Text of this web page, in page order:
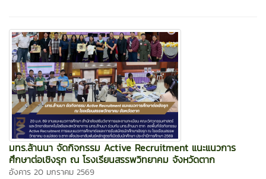
มทร.ล้านนา จัดกิจกรรม Active Recruitment แนะแนวการ
ศึกษาต่อเชิงรุก ณ โรงเรียนสรรพวิทยาคม จังหวัดตาก
อังคาร 20 มกราคม 2569